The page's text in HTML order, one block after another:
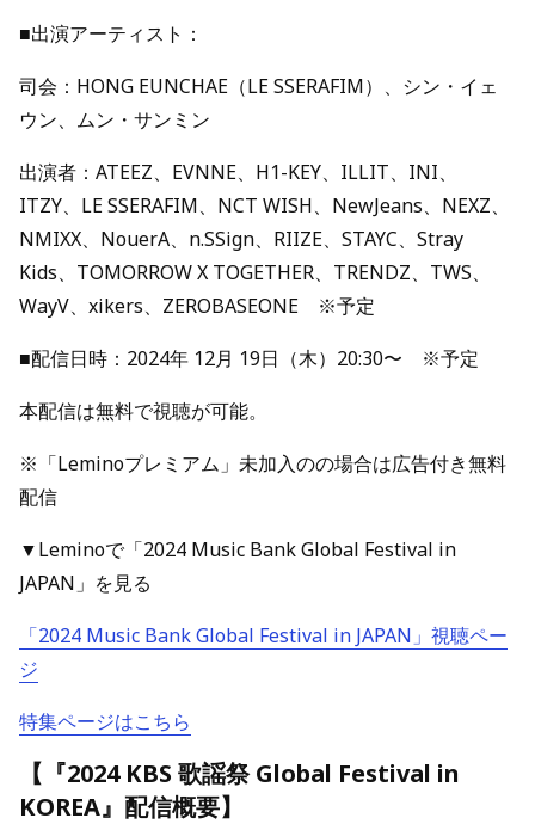
■出演アーティスト：
司会：HONG EUNCHAE（LE SSERAFIM）、シン・イェ
ウン、ムン・サンミン
出演者：ATEEZ、EVNNE、H1-KEY、ILLIT、INI、
ITZY、LE SSERAFIM、NCT WISH、NewJeans、NEXZ、
NMIXX、NouerA、n.SSign、RIIZE、STAYC、Stray
Kids、TOMORROW X TOGETHER、TRENDZ、TWS、
WayV、xikers、ZEROBASEONE ※予定
■配信日時：2024年 12月 19日（木）20:30〜 ※予定
本配信は無料で視聴が可能。
※「Leminoプレミアム」未加入のの場合は広告付き無料
配信
▼Leminoで「2024 Music Bank Global Festival in
JAPAN」を見る
「2024 Music Bank Global Festival in JAPAN」視聴ペー
ジ
特集ページはこちら
【『2024 KBS 歌謡祭 Global Festival in
KOREA』配信概要】